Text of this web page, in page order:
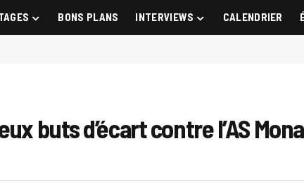
BONS PLANS INTERVIEWS CALENDRIER
buts d’écart contre l’AS